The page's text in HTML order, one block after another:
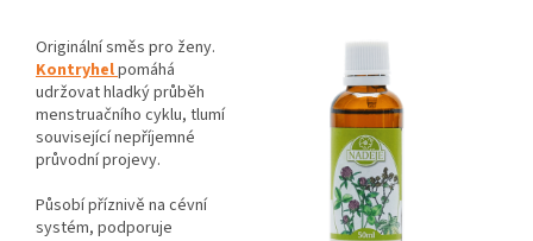
Originální směs pro ženy.
Kontryhelpomáhá
udržovat hladký průběh
menstruačního cyklu, tlumí
související nepříjemné
průvodní projevy.
Působí příznivě na cévní
systém, podporuje